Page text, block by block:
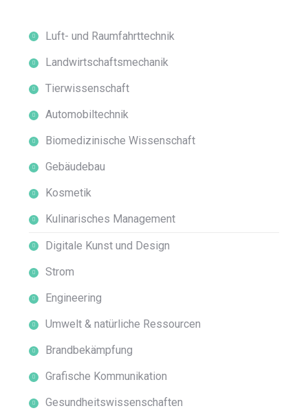
Luft- und Raumfahrttechnik
Landwirtschaftsmechanik
Tierwissenschaft
Automobiltechnik
Biomedizinische Wissenschaft
Gebäudebau
Kosmetik
Kulinarisches Management
Digitale Kunst und Design
Strom
Engineering
Umwelt & natürliche Ressourcen
Brandbekämpfung
Grafische Kommunikation
Gesundheitswissenschaften